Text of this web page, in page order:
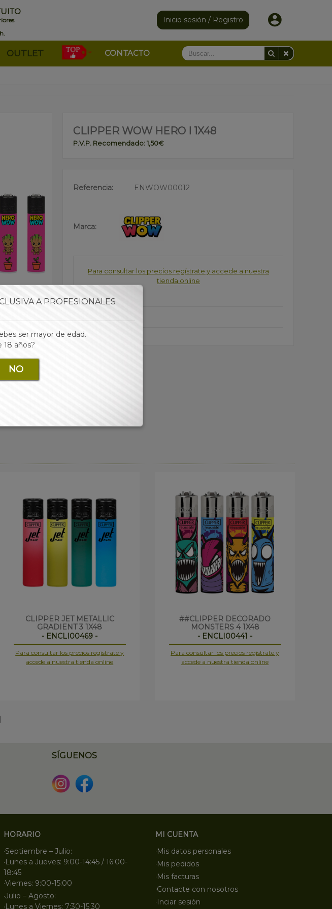
Inicio sesión / Registro
OUTLET CONTACTO
CLIPPER WOW HERO I 1X48
P.V.P. Recomendado: 1,50€
Referencia: ENWOW00012
Marca:
Para consultar los precios regístrate y accede a nuestra
tienda online
CLIPPER JET METALLIC
GRADIENT 3 1X48
- ENCLI00469 -
Para consultar los precios regístrate y
accede a nuestra tienda online
##CLIPPER DECORADO
MONSTERS 4 1X48
- ENCLI00441 -
Para consultar los precios regístrate y
accede a nuestra tienda online
SÍGUENOS
HORARIO
·Septiembre – Julio:
·Lunes a Jueves: 9:00-14:45 / 16:00-
18:45
·Viernes: 9:00-15:00
·Julio – Agosto:
·Lunes a Viernes: 7:30-15:30
MI CUENTA
·Mis datos personales
·Mis pedidos
·Mis facturas
·Contacte con nosotros
·Inciar sesión
A PROFESIONALES
ser mayor de edad.
18 años?
NO